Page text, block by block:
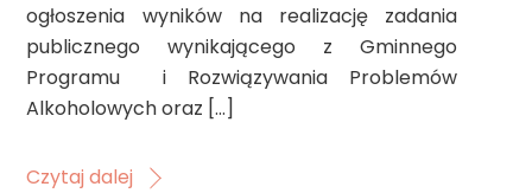
ogłoszenia wyników na realizację zadania
publicznego wynikającego z Gminnego
Programu i Rozwiązywania Problemów
Alkoholowych oraz […]
Czytaj dalej